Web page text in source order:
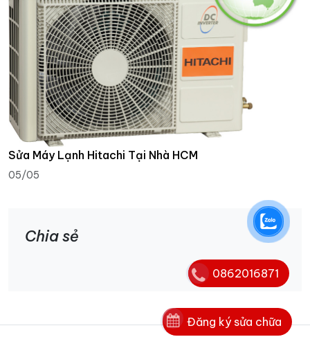
Sửa Máy Lạnh Hitachi Tại Nhà HCM
05/05
Chia sẻ
Đăng ký sửa chữa
0862016871